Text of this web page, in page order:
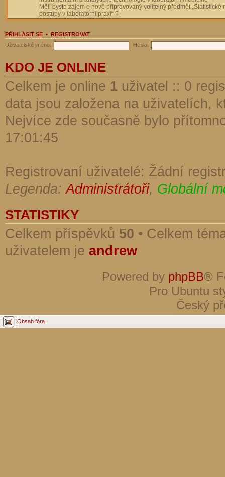
Měli byste zájem o nově připravovaný volitelný předmět „Statistické
postupy v laboratorní praxi“ ?
PŘIHLÁSIT SE • REGISTROVAT
Uživatelské jméno:
Heslo:
KDO JE ONLINE
Celkem je online 1 uživatel :: 0
data jsou založena na uživatelích,
Nejvíce zde současně bylo
17:01:45
Registrovaní uživatelé: Žádní
Legenda:Administrátoři, Globální
STATISTIKY
Celkem příspěvků 50 • Celkem
uživatelem je andrew
Powered by phpBB®
Pro Ubuntu
Český
Obsah fóra